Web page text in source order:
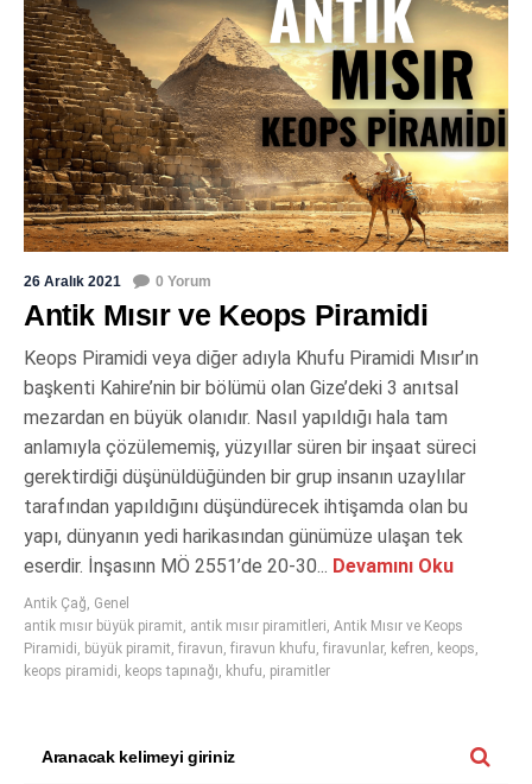
26 Aralık 2021 0 Yorum
Antik Mısır ve Keops Piramidi
Keops Piramidi veya diğer adıyla Khufu Piramidi Mısır’ın
başkenti Kahire’nin bir bölümü olan Gize’deki 3 anıtsal
mezardan en büyük olanıdır. Nasıl yapıldığı hala tam
anlamıyla çözülememiş, yüzyıllar süren bir inşaat süreci
gerektirdiği düşünüldüğünden bir grup insanın uzaylılar
tarafından yapıldığını düşündürecek ihtişamda olan bu
yapı, dünyanın yedi harikasından günümüze ulaşan tek
eserdir. İnşasınn MÖ 2551’de 20-30... Devamını Oku
Antik Çağ, Genel
antik mısır büyük piramit, antik mısır piramitleri, Antik Mısır ve Keops
Piramidi, büyük piramit, firavun, firavun khufu, firavunlar, kefren, keops,
keops piramidi, keops tapınağı, khufu, piramitler